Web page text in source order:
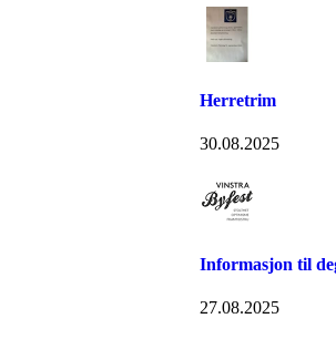
Herretrim
30.08.2025
Informasjon til
27.08.2025